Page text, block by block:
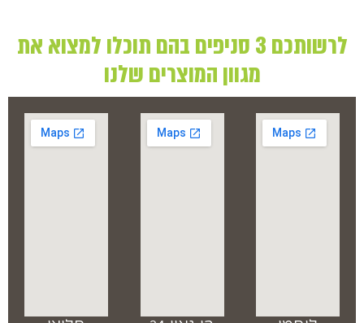
לרשותכם 3 סניפים בהם תוכלו למצוא את
מגוון המוצרים שלנו